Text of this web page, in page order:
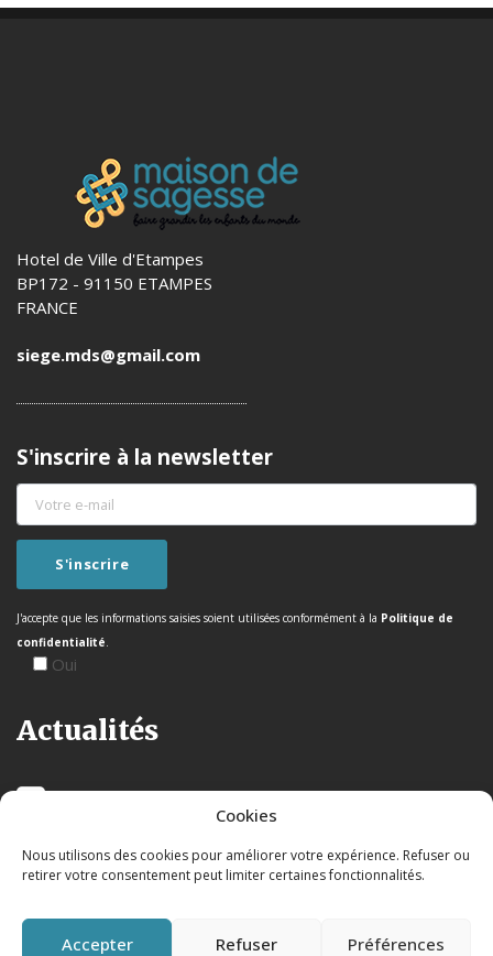
Cookies
Nous utilisons des cookies pour améliorer votre expérience. Refuser ou
retirer votre consentement peut limiter certaines fonctionnalités.
Accepter Refuser Préférences
Hotel de Ville d'Etampes
BP172 - 91150 ETAMPES
FRANCE
siege.mds@gmail.com
S'inscrire à la newsletter
J'accepte que les informations saisies soient utilisées conformément à la Politique de
confidentialité
Oui
Actualités
Mentions légales Politique de confidentialité|© 2026